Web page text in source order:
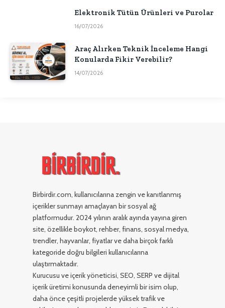
Elektronik Tütün Ürünleri ve Purolar
16/07/2026
Araç Alırken Teknik İnceleme Hangi
Konularda Fikir Verebilir?
14/07/2026
Birbirdir.com, kullanıcılarına zengin ve kanıtlanmış
içerikler sunmayı amaçlayan bir sosyal ağ
platformudur. 2024 yılının aralık ayında yayına giren
site, özellikle boykot, rehber, finans, sosyal medya,
trendler, hayvanlar, fiyatlar ve daha birçok farklı
kategoride doğru bilgileri kullanıcılarına
ulaştırmaktadır.
Kurucusu ve içerik yöneticisi, SEO, SERP ve dijital
içerik üretimi konusunda deneyimli bir isim olup,
daha önce çeşitli projelerde yüksek trafik ve